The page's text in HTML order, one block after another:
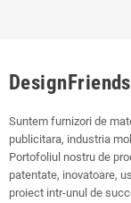
Suntem furnizori de
publicitara, industria
Portofoliul nostru de
patentate, inovatoare,
proiect intr-unul de